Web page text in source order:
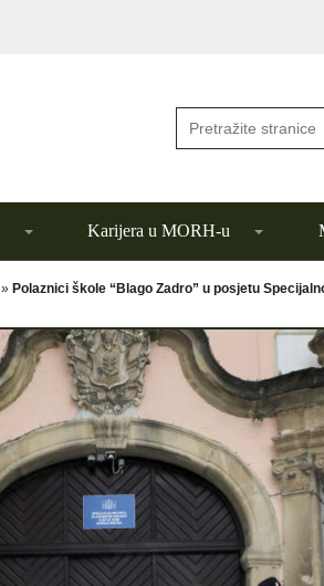
Karijera u MORH-u
» Polaznici škole “Blago Zadro” u posjetu